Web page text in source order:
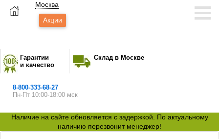
Москва
Акции
Гарантии
и качество
Склад в Москве
8-800-333-68-27
Пн-Пт 10:00-18:00 мск
Наличие на сайте обновляется с задержкой. По актуальному
наличию перезвонит менеджер!